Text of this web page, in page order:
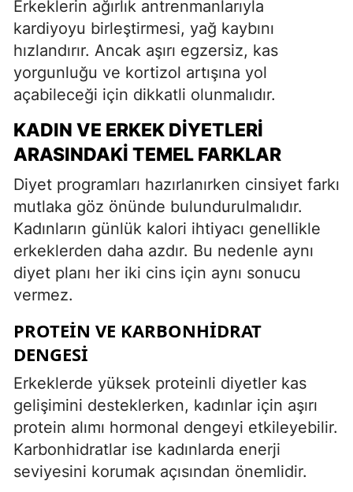
Erkeklerin ağırlık antrenmanlarıyla
kardiyoyu birleştirmesi, yağ kaybını
hızlandırır. Ancak aşırı egzersiz, kas
yorgunluğu ve kortizol artışına yol
açabileceği için dikkatli olunmalıdır.
KADIN VE ERKEK DIYETLERI
ARASINDAKI TEMEL FARKLAR
Diyet programları hazırlanırken cinsiyet farkı
mutlaka göz önünde bulundurulmalıdır.
Kadınların günlük kalori ihtiyacı genellikle
erkeklerden daha azdır. Bu nedenle aynı
diyet planı her iki cins için aynı sonucu
vermez.
PROTEIN VE KARBONHIDRAT
DENGESI
Erkeklerde yüksek proteinli diyetler kas
gelişimini desteklerken, kadınlar için aşırı
protein alımı hormonal dengeyi etkileyebilir.
Karbonhidratlar ise kadınlarda enerji
seviyesini korumak açısından önemlidir.